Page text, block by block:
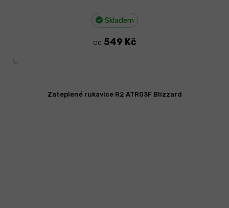
Skladem
od 549 Kč
L
Zateplené rukavice R2 ATR03F Blizzard